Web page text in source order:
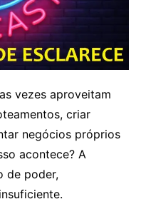
vezes aproveitam
criar
negócios próprios
acontece? A
de poder,